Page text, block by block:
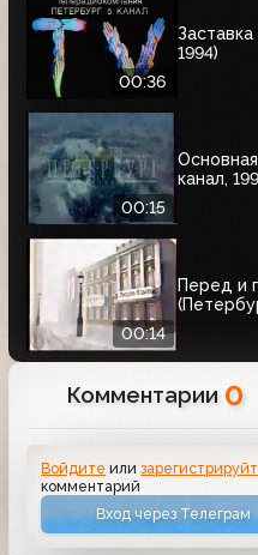
00:36
1994)
00:15
канал,
00:14
Перед и
Комментарии 0
Войдите или
комментарий
Вход через Телеграм